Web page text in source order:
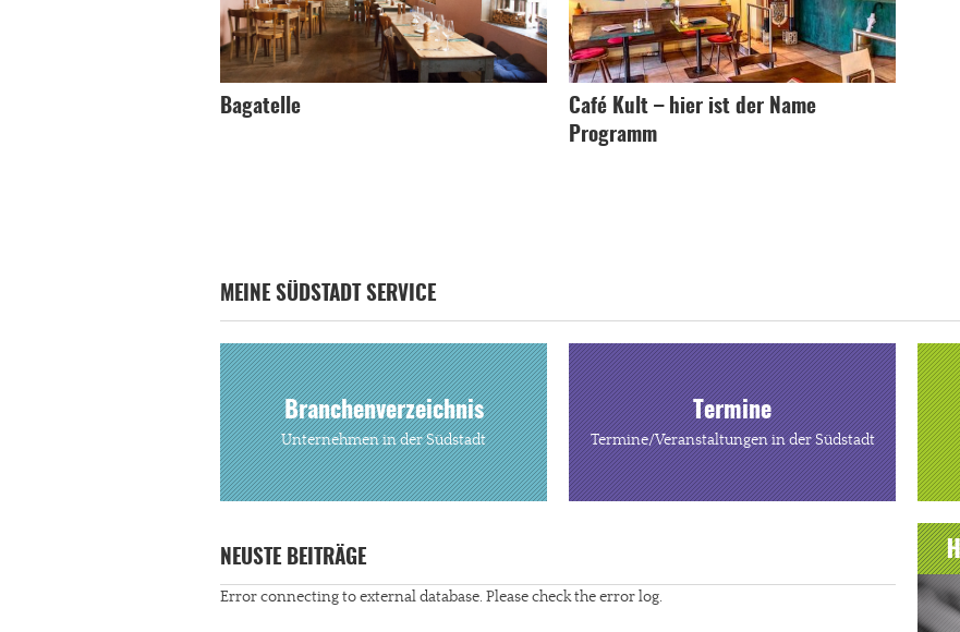
Bagatelle
Café Kult – hier ist der Name
Programm
MEINE SÜDSTADT SERVICE
Branchenverzeichnis
Unternehmen in der Südstadt
Termine
Termine/Veranstaltungen in der Südstadt
NEUSTE BEITRÄGE
Error connecting to external database. Please check the error log.